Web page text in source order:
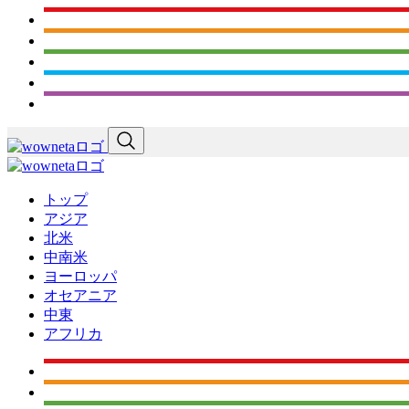
トップ
アジア
北米
中南米
ヨーロッパ
オセアニア
中東
アフリカ